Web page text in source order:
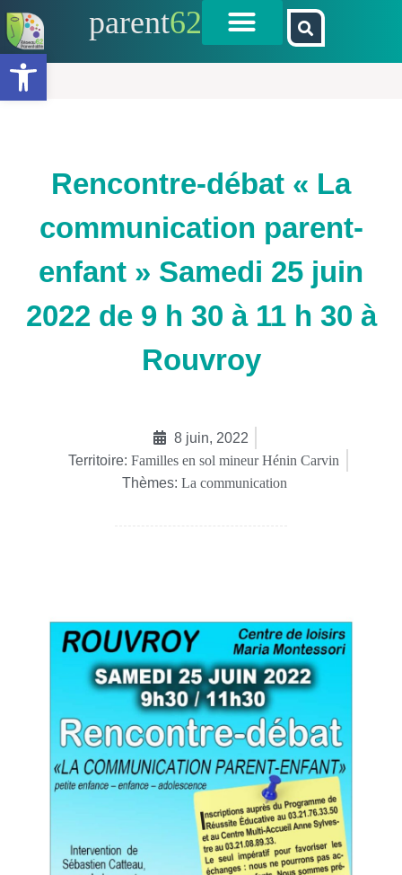
Ouvrir la barre d’outils
parent62
Rencontre-débat « La
communication parent-
enfant » Samedi 25 juin
2022 de 9 h 30 à 11 h 30 à
Rouvroy
8 juin, 2022
Territoire: Familles en sol mineur Hénin Carvin
Thèmes: La communication